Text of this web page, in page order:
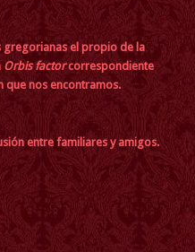
gregorianas el propio de la
Orbis factorcorrespondiente
que nos encontramos.
entre familiares y amigos.